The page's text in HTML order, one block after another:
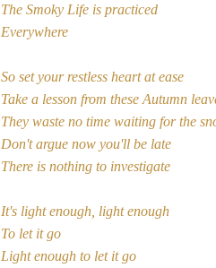
The Smoky Life is practiced
Everywhere
So set your restless heart at ease
Take a lesson from these Autumn
They waste no time waiting for the
Don't argue now you'll be late
There is nothing to investigate
It's light enough, light enough
To let it go
Light enough to let it go